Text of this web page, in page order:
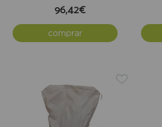
96,42€
comprar